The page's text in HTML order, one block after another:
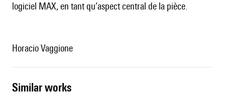
logiciel MAX, en tant qu’aspect central de la pièce.
Horacio Vaggione
similar works